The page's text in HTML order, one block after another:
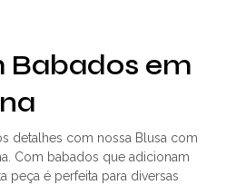
Babados em
detalhes com nossa Blusa com
Com babados que adicionam
peça é perfeita para diversas